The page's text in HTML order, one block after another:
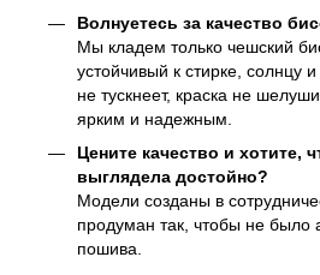
Волнуетесь за качество
Мы кладем только чешский
устойчивый к стирке, солнцу
не тускнеет, краска не
ярким и надежным.
Цените качество и хотите,
выглядела достойно?
Модели созданы в
продуман так, чтобы не было
пошива.